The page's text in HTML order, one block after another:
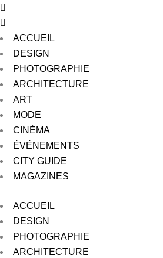
ACCUEIL
DESIGN
PHOTOGRAPHIE
ARCHITECTURE
ART
MODE
CINÉMA
ÉVÉNEMENTS
CITY GUIDE
MAGAZINES
ACCUEIL
DESIGN
PHOTOGRAPHIE
ARCHITECTURE